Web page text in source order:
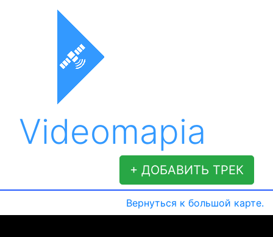
Videomapia
+ ДОБАВИТЬ ТРЕК
Вернуться к большой карте.